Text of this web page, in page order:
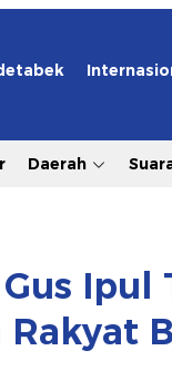
Daerah
Ipul
Rakyat